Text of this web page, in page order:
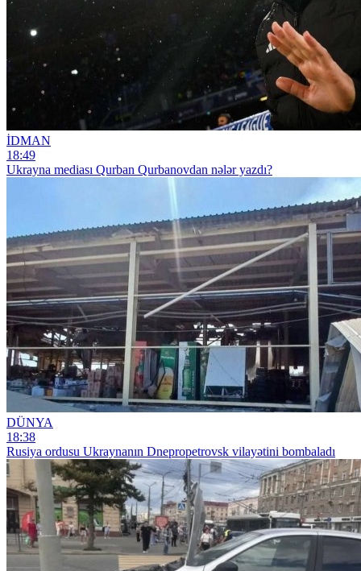
İDMAN
18:49
Ukrayna mediası Qurban Qurbanovdan nələr yazdı?
DÜNYA
18:38
Rusiya ordusu Ukraynanın Dnepropetrovsk vilayətini bombaladı